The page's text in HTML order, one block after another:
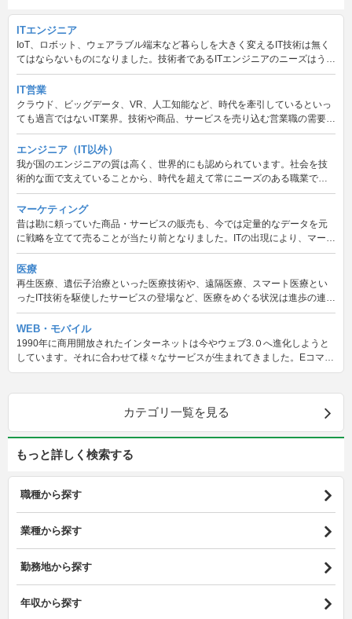
ンジニア
HRTechに携わるエンジニア
ITエンジニア
IoT、ロボット、ウェアラブル端末など暮らしを大きく変えるIT技術は無く
てはならないものになりました。技術者であるITエンジニアのニーズはうな
ぎのぼり。テーマ、商品、言語など様々な切り口で求人をご紹介します。
IT営業
クラウド、ビッグデータ、VR、人工知能など、時代を牽引しているといっ
ても過言ではないIT業界。技術や商品、サービスを売り込む営業職の需要が
ますます高まっています。最先端企業で仕事をしてみませんか？
エンジニア（IT以外）
我が国のエンジニアの質は高く、世界的にも認められています。社会を技
術的な面で支えていることから、時代を超えて常にニーズのある職業でも
あります。機械から食品、宇宙に至るまで幅広いジャンルの仕事をご紹介
します。
マーケティング
昔は勘に頼っていた商品・サービスの販売も、今では定量的なデータを元
に戦略を立てて売ることが当たり前となりました。ITの出現により、マーケ
ティングの幅はますます広がっています。調査・分析・戦略立案の仕事を
ご紹介します。
医療
再生医療、遺伝子治療といった医療技術や、遠隔医療、スマート医療とい
ったIT技術を駆使したサービスの登場など、医療をめぐる状況は進歩の連続
です。有資格者でもそうでない方でも関わることのできる求人情報をご紹
介します。
WEB・モバイル
1990年に商用開放されたインターネットは今やウェブ3.０へ進化しようと
しています。それに合わせて様々なサービスが生まれてきました。Eコマー
スやデジタルマーケティング、コンテンツ制作まで様々な仕事をご紹介し
カテゴリ一覧を見る
もっと詳しく検索する
職種から探す
業種から探す
勤務地から探す
年収から探す